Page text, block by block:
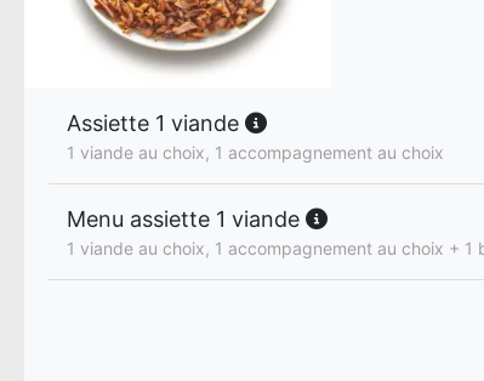
Assiette 1 viande
1 viande au choix, 1 accompagnement au choix
Menu assiette 1 viande
1 viande au choix, 1 accompagnement au choix + 1